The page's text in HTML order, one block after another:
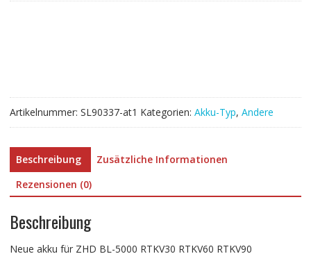
Menge
Artikelnummer: SL90337-at1 Kategorien: Akku-Typ, Andere
Beschreibung
Zusätzliche Informationen
Rezensionen (0)
Beschreibung
Neue akku für ZHD BL-5000 RTKV30 RTKV60 RTKV90